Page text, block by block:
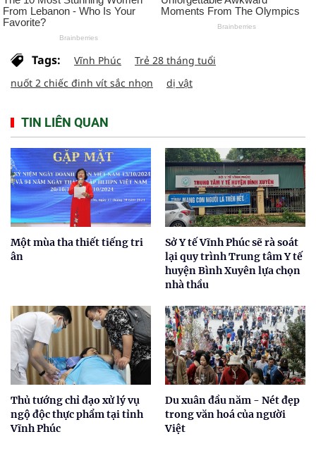
Tags: Vĩnh Phúc
Trẻ 28 tháng tuổi
nuốt 2 chiếc đinh vít sắc nhọn
dị vật
TIN LIÊN QUAN
Một mùa tha thiết tiếng tri
ân
Sở Y tế Vĩnh Phúc sẽ rà soát
lại quy trình Trung tâm Y tế
huyện Bình Xuyên lựa chọn
nhà thầu
Thủ tướng chỉ đạo xử lý vụ
ngộ độc thực phẩm tại tỉnh
Vĩnh Phúc
Du xuân đầu năm - Nét đẹp
trong văn hoá của người
Việt